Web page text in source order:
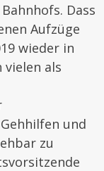
Dass
Aufzüge
wieder in
vielen als
und
zu